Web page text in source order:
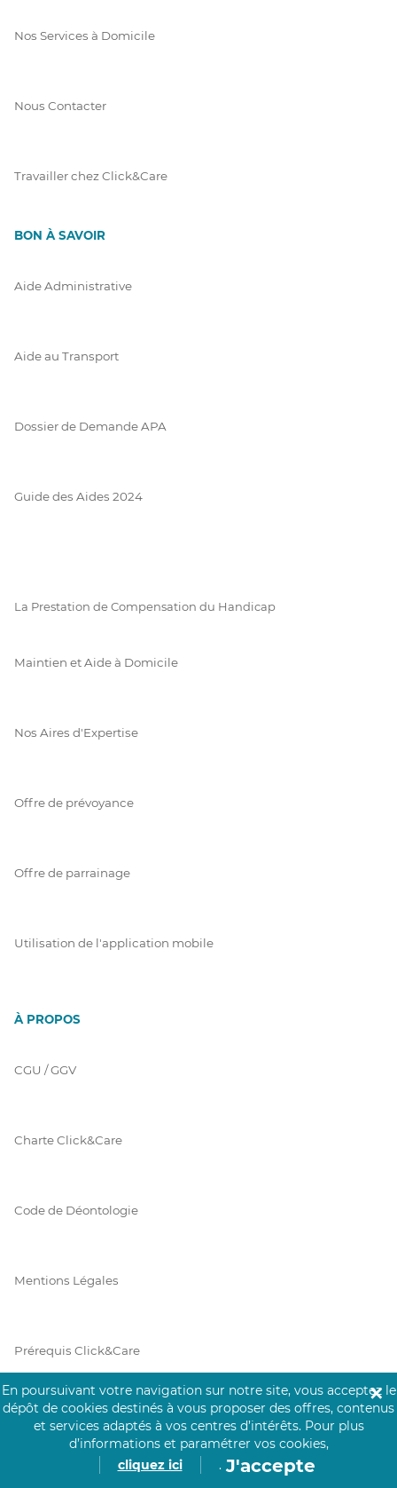
Nos Services à Domicile
Nous Contacter
Travailler chez Click&Care
BON À SAVOIR
Aide Administrative
Aide au Transport
Dossier de Demande APA
Guide des Aides 2024
La Prestation de Compensation du Handicap
Maintien et Aide à Domicile
Nos Aires d'Expertise
Offre de prévoyance
Offre de parrainage
Utilisation de l'application mobile
À PROPOS
CGU / GGV
Charte Click&Care
Code de Déontologie
Mentions Légales
Prérequis Click&Care
Protection des Données
En poursuivant votre navigation sur notre site, vous acceptez le
dépôt de cookies destinés à vous proposer des offres, contenus
et services adaptés à vos centres d’intérêts. Pour plus
d’informations et paramétrer vos cookies,
cliquez ici
. J'accepte
✕